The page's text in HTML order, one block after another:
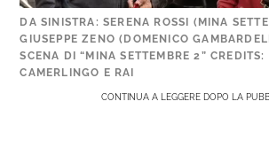
DA SINISTRA: SERENA ROSSI (MINA
GIUSEPPE ZENO (DOMENICO
SCENA DI “MINA SETTEMBRE 2” CREDITS:
CAMERLINGO E RAI
CONTINUA A LEGGERE DOPO LA